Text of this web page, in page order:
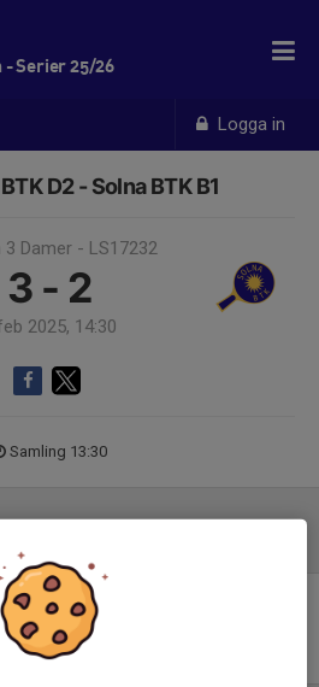
Logga in
- Serier 25/26
D2 - Solna BTK B1
3 Damer - LS17232
3 - 2
2025, 14:30
Samling 13:30
uppställning ifylld